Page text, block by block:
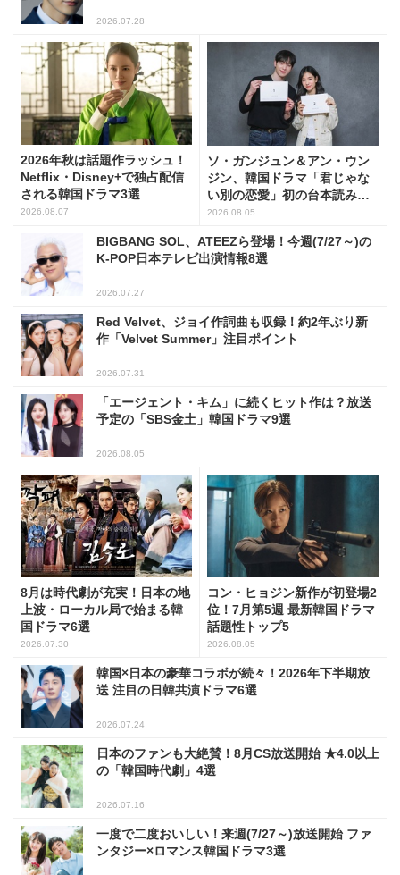
2026.07.28
2026年秋は話題作ラッシュ！
Netflix・Disney+で独占配信
される韓国ドラマ3選
2026.08.07
ソ・ガンジュン＆アン・ウン
ジン、韓国ドラマ「君じゃな
い別の恋愛」初の台本読み合
わせで抜群のケミ
2026.08.05
BIGBANG SOL、ATEEZら登場！今週(7/27～)の
K-POP日本テレビ出演情報8選
2026.07.27
Red Velvet、ジョイ作詞曲も収録！約2年ぶり新
作「Velvet Summer」注目ポイント
2026.07.31
「エージェント・キム」に続くヒット作は？放送
予定の「SBS金土」韓国ドラマ9選
2026.08.05
8月は時代劇が充実！日本の地
上波・ローカル局で始まる韓
国ドラマ6選
2026.07.30
コン・ヒョジン新作が初登場2
位！7月第5週 最新韓国ドラマ
話題性トップ5
2026.08.05
韓国×日本の豪華コラボが続々！2026年下半期放
送 注目の日韓共演ドラマ6選
2026.07.24
日本のファンも大絶賛！8月CS放送開始 ★4.0以上
の「韓国時代劇」4選
2026.07.16
一度で二度おいしい！来週(7/27～)放送開始 ファ
ンタジー×ロマンス韓国ドラマ3選